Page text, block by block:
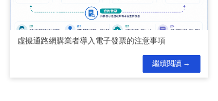
虛擬通路網購業者導入電子發票的注意事項
繼續閱讀